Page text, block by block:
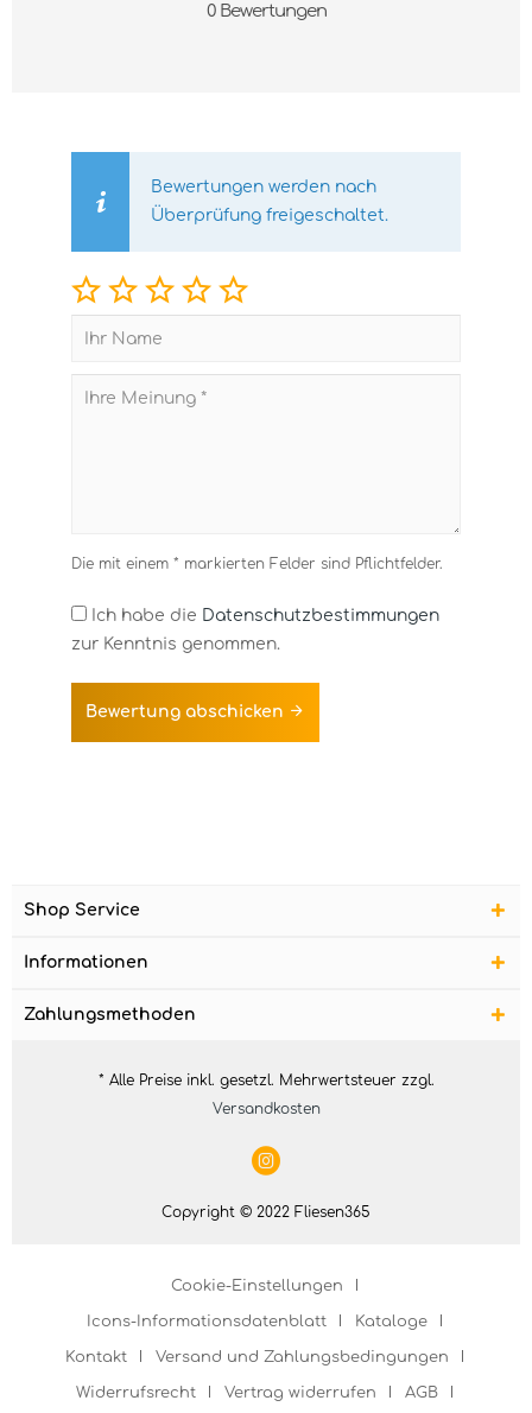
0 Bewertungen
Bewertungen werden nach
Überprüfung freigeschaltet.
Die mit einem * markierten Felder sind Pflichtfelder.
Ich habe die Datenschutzbestimmungen
zur Kenntnis genommen.
Bewertung abschicken
Shop Service
Informationen
Zahlungsmethoden
* Alle Preise inkl. gesetzl. Mehrwertsteuer zzgl.
Versandkosten
Copyright © 2022 Fliesen365
Cookie-Einstellungen
Icons-Informationsdatenblatt Kataloge
Kontakt Versand und Zahlungsbedingungen
Widerrufsrecht Vertrag widerrufen AGB